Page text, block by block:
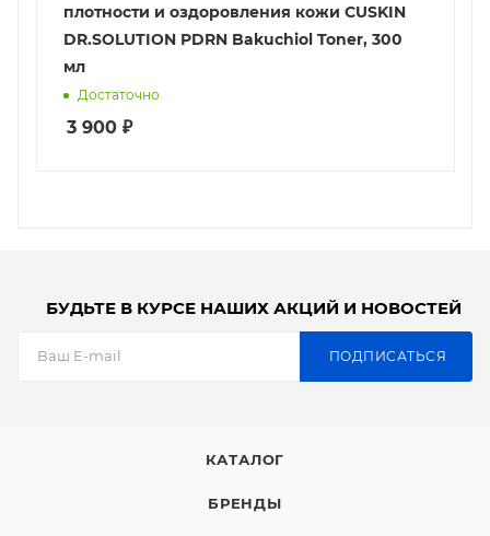
плотности и оздоровления кожи CUSKIN
DR.SOLUTION PDRN Bakuchiol Toner, 300
мл
Достаточно
3 900 ₽
БУДЬТЕ В КУРСЕ НАШИХ АКЦИЙ И НОВОСТЕЙ
ПОДПИСАТЬСЯ
КАТАЛОГ
БРЕНДЫ